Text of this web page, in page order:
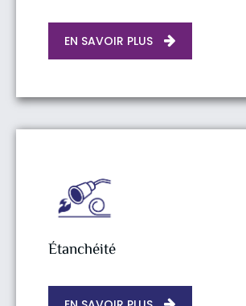
EN SAVOIR PLUS
Étanchéité